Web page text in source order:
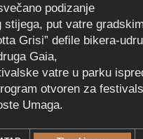
podizanje
stijega, put vatre
Grisi” defile bikera-
Gaia,
vatre u parku
otvoren za
Umaga.